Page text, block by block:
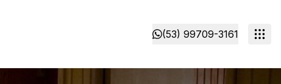
(53) 99709-3161